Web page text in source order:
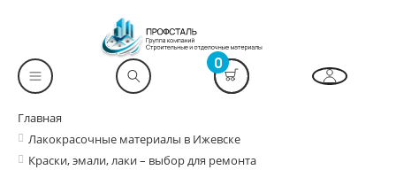
0
Главная
Лакокрасочные материалы в Ижевске
Краски, эмали, лаки – выбор для ремонта